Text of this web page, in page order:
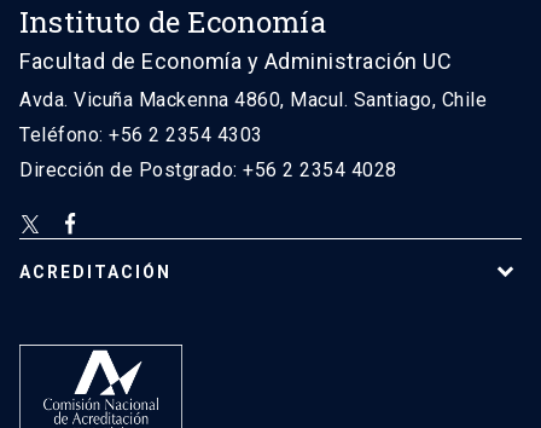
Instituto de Economía
Facultad de Economía y Administración UC
Avda. Vicuña Mackenna 4860, Macul. Santiago, Chile
Teléfono: +56 2 2354 4303
Dirección de Postgrado: +56 2 2354 4028
ACREDITACIÓN